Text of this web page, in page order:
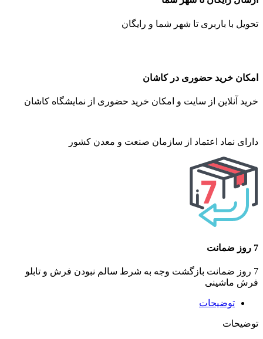
تحویل با باربری تا شهر شما و رایگان
امکان خرید حضوری در کاشان
خرید آنلاین از سایت و امکان خرید حضوری از نمایشگاه کاشان
دارای نماد اعتماد از سازمان صنعت و معدن کشور
7 روز ضمانت
7 روز ضمانت بازگشت وجه به شرط سالم نبودن فرش و تابلو
فرش ماشینی
توضیحات
توضیحات